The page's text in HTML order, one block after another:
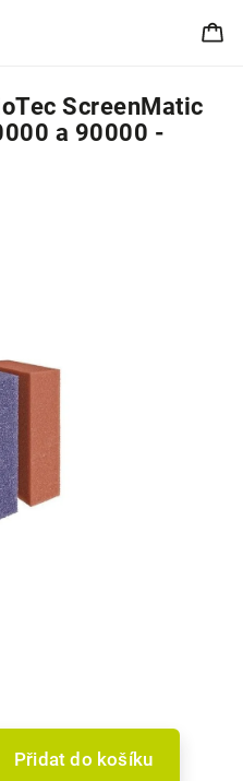
ScreenMatic
a 90000 -
Přidat do košíku